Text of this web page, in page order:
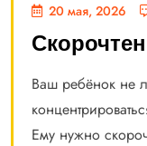
20 мая, 2026
Ваш ребёнок не
Ему нужно